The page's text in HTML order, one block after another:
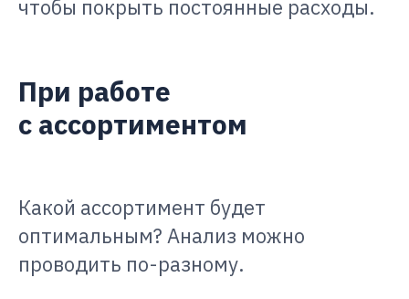
чтобы покрыть постоянные расходы.
При работе
с ассортиментом
Какой ассортимент будет
оптимальным? Анализ можно
проводить по-разному.